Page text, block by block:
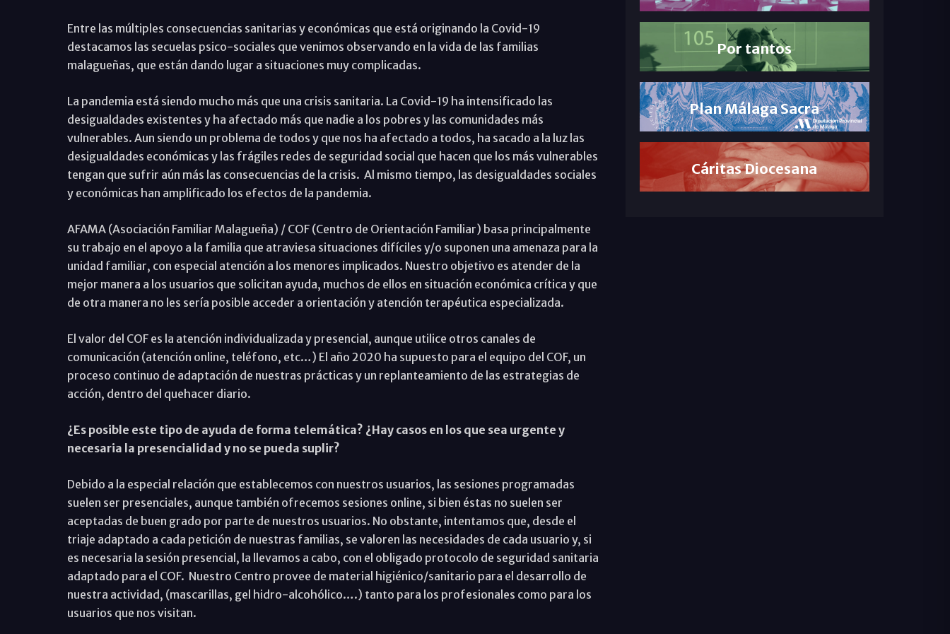
Entre las múltiples consecuencias sanitarias y económicas que está originando la Covid-19
destacamos las secuelas psico-sociales que venimos observando en la vida de las familias
malagueñas, que están dando lugar a situaciones muy complicadas.
La pandemia está siendo mucho más que una crisis sanitaria. La Covid-19 ha intensificado las
desigualdades existentes y ha afectado más que nadie a los pobres y las comunidades más
vulnerables. Aun siendo un problema de todos y que nos ha afectado a todos, ha sacado a la luz las
desigualdades económicas y las frágiles redes de seguridad social que hacen que los más vulnerables
tengan que sufrir aún más las consecuencias de la crisis. Al mismo tiempo, las desigualdades sociales
y económicas han amplificado los efectos de la pandemia.
AFAMA (Asociación Familiar Malagueña) / COF (Centro de Orientación Familiar) basa principalmente
su trabajo en el apoyo a la familia que atraviesa situaciones difíciles y/o suponen una amenaza para la
unidad familiar, con especial atención a los menores implicados. Nuestro objetivo es atender de la
mejor manera a los usuarios que solicitan ayuda, muchos de ellos en situación económica crítica y que
de otra manera no les sería posible acceder a orientación y atención terapéutica especializada.
El valor del COF es la atención individualizada y presencial, aunque utilice otros canales de
comunicación (atención online, teléfono, etc…) El año 2020 ha supuesto para el equipo del COF, un
proceso continuo de adaptación de nuestras prácticas y un replanteamiento de las estrategias de
acción, dentro del quehacer diario.
¿Es posible este tipo de ayuda de forma telemática? ¿Hay casos en los que sea urgente y
necesaria la presencialidad y no se pueda suplir?
Debido a la especial relación que establecemos con nuestros usuarios, las sesiones programadas
suelen ser presenciales, aunque también ofrecemos sesiones online, si bien éstas no suelen ser
aceptadas de buen grado por parte de nuestros usuarios. No obstante, intentamos que, desde el
triaje adaptado a cada petición de nuestras familias, se valoren las necesidades de cada usuario y, si
es necesaria la sesión presencial, la llevamos a cabo, con el obligado protocolo de seguridad sanitaria
adaptado para el COF. Nuestro Centro provee de material higiénico/sanitario para el desarrollo de
nuestra actividad, (mascarillas, gel hidro-alcohólico….) tanto para los profesionales como para los
usuarios que nos visitan.
Por tantos
Plan Málaga Sacra
Cáritas Diocesana